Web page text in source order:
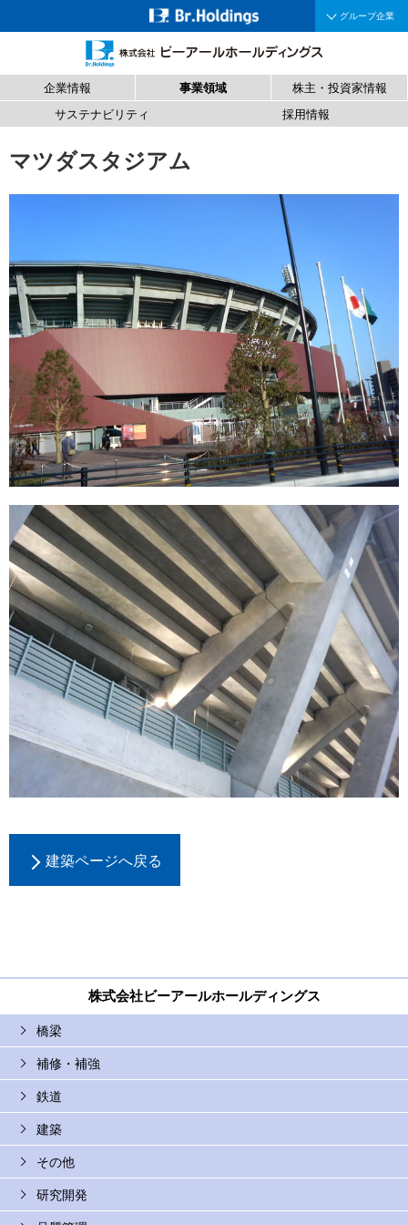
グループ企業
企業情報 事業領域
株主・投資家情報
サステナビリティ
採用情報
株式会社ビーアールホールディングス
橋梁
補修・補強
鉄道
建築
その他
研究開発
マツダスタジアム
建築ページへ戻る